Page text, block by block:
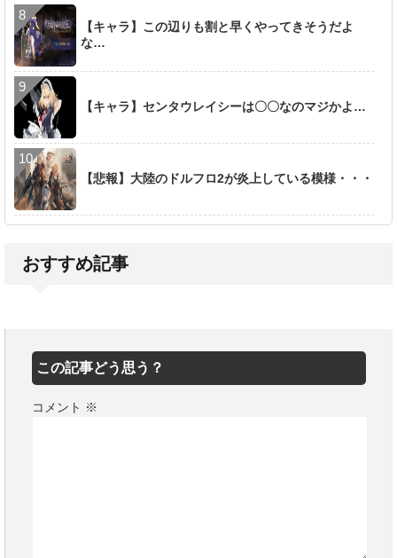
【キャラ】この辺りも割と早くやってきそうだよ
な…
【キャラ】センタウレイシーは〇〇なのマジかよ…
【悲報】大陸のドルフロ2が炎上している模様・・・
おすすめ記事
この記事どう思う？
コメント ※